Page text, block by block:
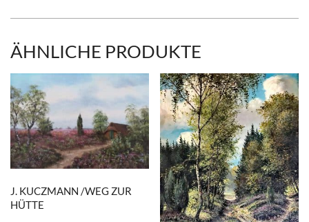
ÄHNLICHE PRODUKTE
J. KUCZMANN /WEG ZUR
HÜTTE